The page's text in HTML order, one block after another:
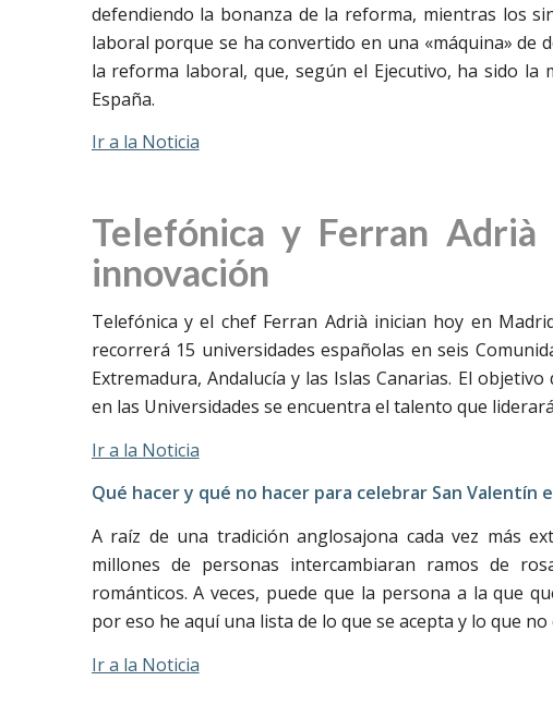
defendiendo la bonanza de la reforma, mientras los
laboral porque se ha convertido en una «máquina» de
la reforma laboral, que, según el Ejecutivo, ha sido
España.
Ir a la Noticia
Telefónica y Ferran
innovación
Telefónica y el chef Ferran Adrià inician hoy en
recorrerá 15 universidades españolas en seis
Extremadura, Andalucía y las Islas Canarias. El
en las Universidades se encuentra el talento que
Ir a la Noticia
Qué hacer y qué no hacer para celebrar San Valentín
A raíz de una tradición anglosajona cada vez más
millones de personas intercambiaran ramos de
románticos. A veces, puede que la persona a la que
por eso he aquí una lista de lo que se acepta y lo que
Ir a la Noticia